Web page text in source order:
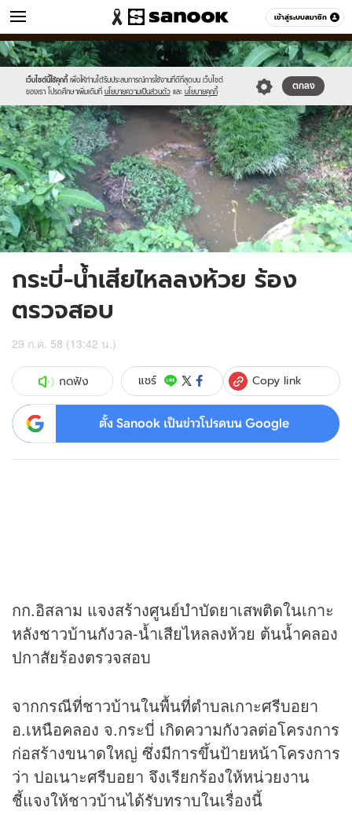
เข้าสู่ระบบสมาชิก
ข่าว หมวดอื่นๆ
เว็บไซต์นี้ใช้คุกกี้ เพื่อให้ท่านได้รับประสบการณ์การใช้งานที่ดีที่สุดบน เว็บไซต์
ของเรา โปรดศึกษาเพิ่มเติมที่ นโยบายความเป็นส่วนตัว และ นโยบายคุกกี้
ตกลง
Sanook
//s.isanook.com/sr/0/images/logo-
new-
sanook.png
600
60
//s.isanook.com/ns/0/ud/367/1838590/635414-
01.jpg
กระบี่-น้ำเสียไหลลงห้วย ร้อง
ตรวจสอบ
29 ก.ค. 58 (13:42 น.)
กดฟัง แชร์ Copy link
ตั้ง Sanook เป็นข่าวโปรดบน Google
กก.อิสลาม แจงสร้างศูนย์บำบัดยาเสพติดในเกาะ
หลังชาวบ้านกังวล-น้ำเสียไหลลงห้วย ต้นน้ำคลอง
ปกาสัยร้องตรวจสอบ
จากกรณีที่ชาวบ้านในพื้นที่ตำบลเกาะศรีบอยา
อ.เหนือคลอง จ.กระบี่ เกิดความกังวลต่อโครงการ
ก่อสร้างขนาดใหญ่ ซึ่งมีการขึ้นป้ายหน้าโครงการ
ว่า ปอเนาะศรีบอยา จึงเรียกร้องให้หน่วยงาน
ชี้แจงให้ชาวบ้านได้รับทราบในเรื่องนี้